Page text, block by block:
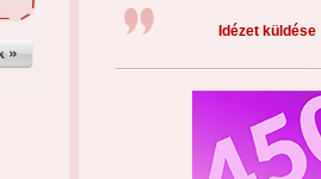
Idézet küldése